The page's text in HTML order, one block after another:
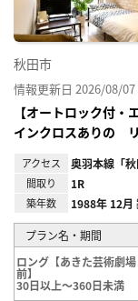
秋田市
情報更新日 2026/08/07
【オートロック付
インクロスありの
アクセス 奥羽本線「
間取り 1R
築年数 1988年 12月
プラン名・期間
ロング【あきた芸術劇
前】
30日以上～360日未満